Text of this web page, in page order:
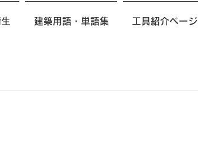
建築用語・単語集 工具紹介ページ